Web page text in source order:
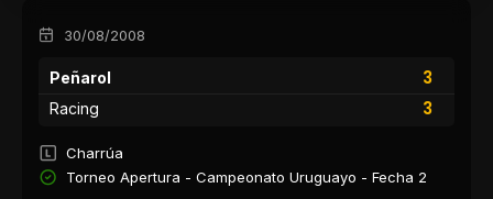
30/08/2008
Peñarol
3
3
Racing
Charrúa
Torneo Apertura - Campeonato Uruguayo - Fecha 2